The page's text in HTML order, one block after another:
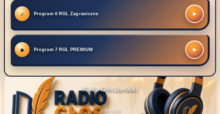
Program 6 RGL Zagraniczne ▶
Program 7 RGL PREMIUM ▶
Radio Głos Literacki
00:00 / 00:00